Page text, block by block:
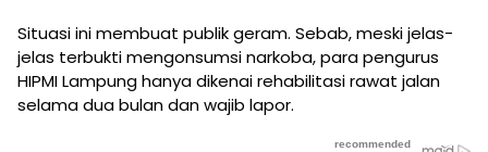
Situasi ini membuat publik geram. Sebab, meski jelas-
jelas terbukti mengonsumsi narkoba, para pengurus
HIPMI Lampung hanya dikenai rehabilitasi rawat jalan
selama dua bulan dan wajib lapor.